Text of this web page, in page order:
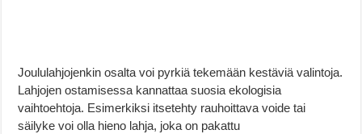
Joululahjojenkin osalta voi pyrkiä tekemään kestäviä valintoja.
Lahjojen ostamisessa kannattaa suosia ekologisia
vaihtoehtoja. Esimerkiksi itsetehty rauhoittava voide tai
säilyke voi olla hieno lahja, joka on pakattu